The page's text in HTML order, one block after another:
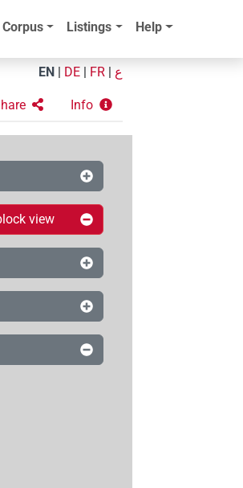
Listings Help
EN DE FR ع
Info
view